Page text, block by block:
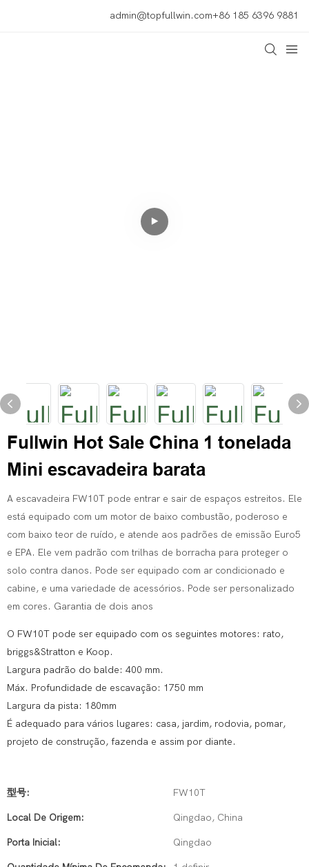
admin@topfullwin.com+86 185 6396 9881
Fullwin Hot Sale China 1 tonelada
Mini escavadeira barata
A escavadeira FW10T pode entrar e sair de espaços estreitos. Ele
está equipado com um motor de baixo combustão, poderoso e
com baixo teor de ruído, e atende aos padrões de emissão Euro5
e EPA. Ele vem padrão com trilhas de borracha para proteger o
solo contra danos. Pode ser equipado com ar condicionado e
cabine, e uma variedade de acessórios. Pode ser personalizado
em cores. Garantia de dois anos
O FW10T pode ser equipado com os seguintes motores: rato,
briggs&Stratton e Koop.
Largura padrão do balde: 400 mm.
Máx. Profundidade de escavação: 1750 mm
Largura da pista: 180mm
É adequado para vários lugares: casa, jardim, rodovia, pomar,
projeto de construção, fazenda e assim por diante.
型号: FW10T
Local De Origem: Qingdao, China
Porta Inicial: Qingdao